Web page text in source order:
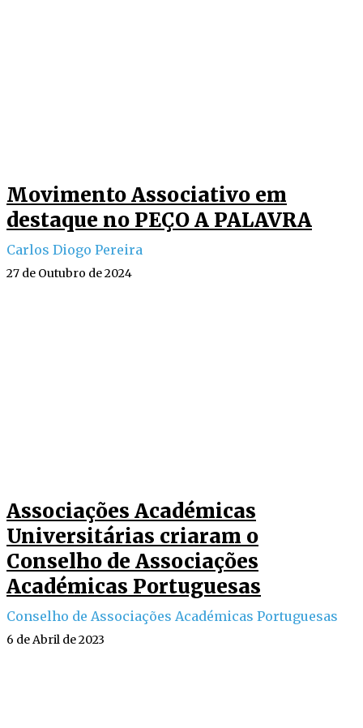
Movimento Associativo em
destaque no PEÇO A PALAVRA
Carlos Diogo Pereira
27 de Outubro de 2024
Associações Académicas
Universitárias criaram o
Conselho de Associações
Académicas Portuguesas
Conselho de Associações Académicas Portuguesas
6 de Abril de 2023